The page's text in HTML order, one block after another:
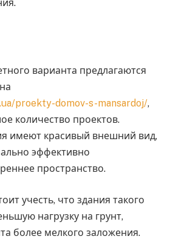
варианта предлагаются
proekty-domov-s-mansardoj/,
количество проектов.
имеют красивый внешний вид,
эффективно
пространство.
учесть, что здания такого
нагрузку на грунт,
более мелкого заложения.